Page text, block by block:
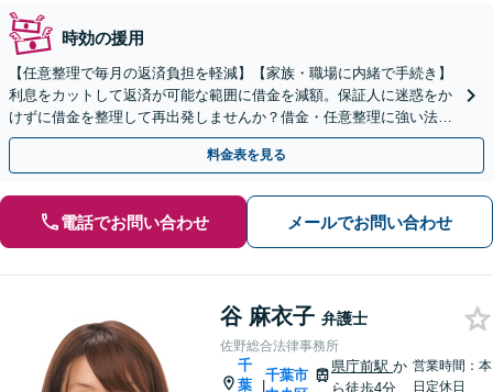
時効の援用
【任意整理で毎月の返済負担を軽減】【家族・職場に内緒で手続き】
利息をカットして返済が可能な範囲に借金を減額。保証人に迷惑をか
けずに借金を整理して再出発しませんか？借金・任意整理に強い法律
事務所【実績5,000件以上】【財産を残して借金整理】
料金表を見る
電話でお問い合わせ メールでお問い合わせ
谷 麻衣子 弁護士
佐野総合法律事務所
千
葉
|
千葉市
県庁前駅か
ら徒歩4分
営業時間：本
日定休日